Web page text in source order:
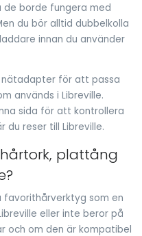
de borde fungera med
du bör alltid dubbelkolla
innan du använder
nätadapter för att passa
används i Libreville.
sida för att kontrollera
du reser till Libreville.
plattång
favorithårverktyg som en
eller inte beror på
och om den är kompatibel